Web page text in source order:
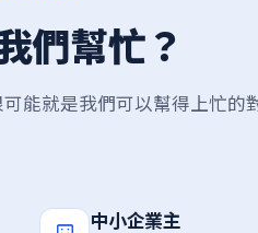
們幫忙？
能就是我們可以幫得上忙的
中小企業主